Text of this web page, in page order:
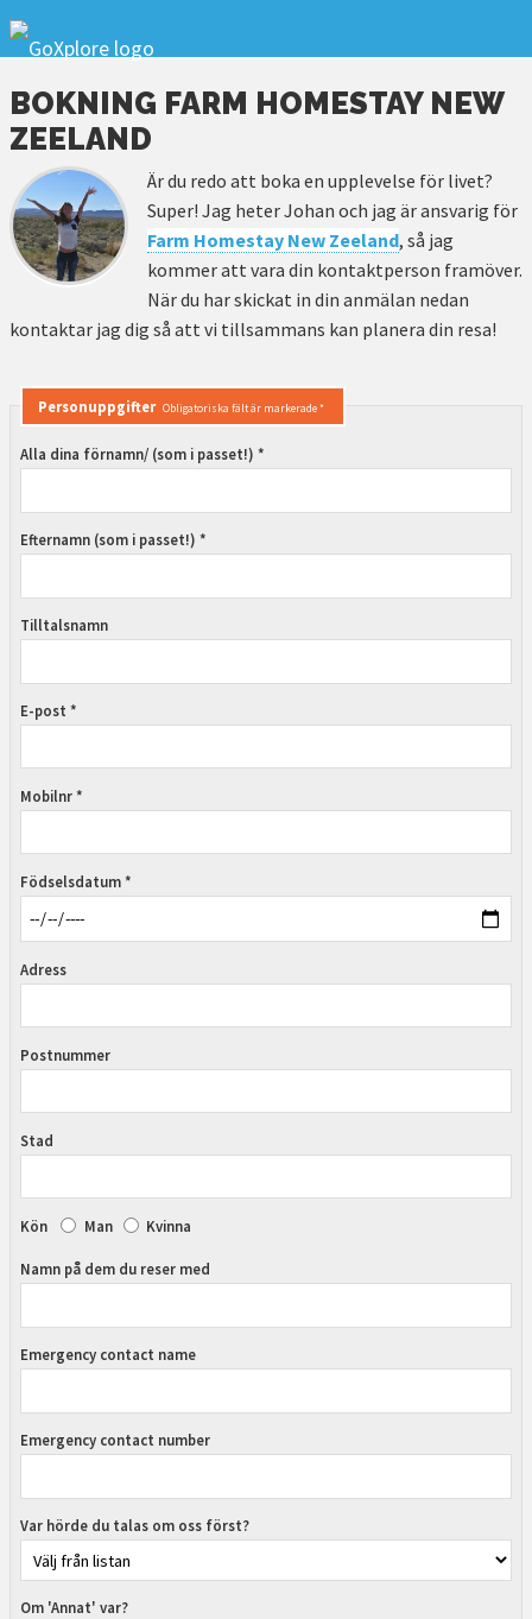
BOKNING FARM HOMESTAY NEW
ZEELAND
Är du redo att boka en upplevelse för livet?
Super! Jag heter Johan och jag är ansvarig för
Farm Homestay New Zeeland, så jag
kommer att vara din kontaktperson framöver.
När du har skickat in din anmälan nedan
kontaktar jag dig så att vi tillsammans kan planera din resa!
Personuppgifter Obligatoriska fält är markerade *
Alla dina förnamn/ (som i passet!) *
Efternamn (som i passet!) *
Tilltalsnamn
E-post *
Mobilnr *
Födselsdatum *
Adress
Postnummer
Stad
Kön Man Kvinna
Namn på dem du reser med
Emergency contact name
Emergency contact number
Var hörde du talas om oss först?
Om 'Annat' var?